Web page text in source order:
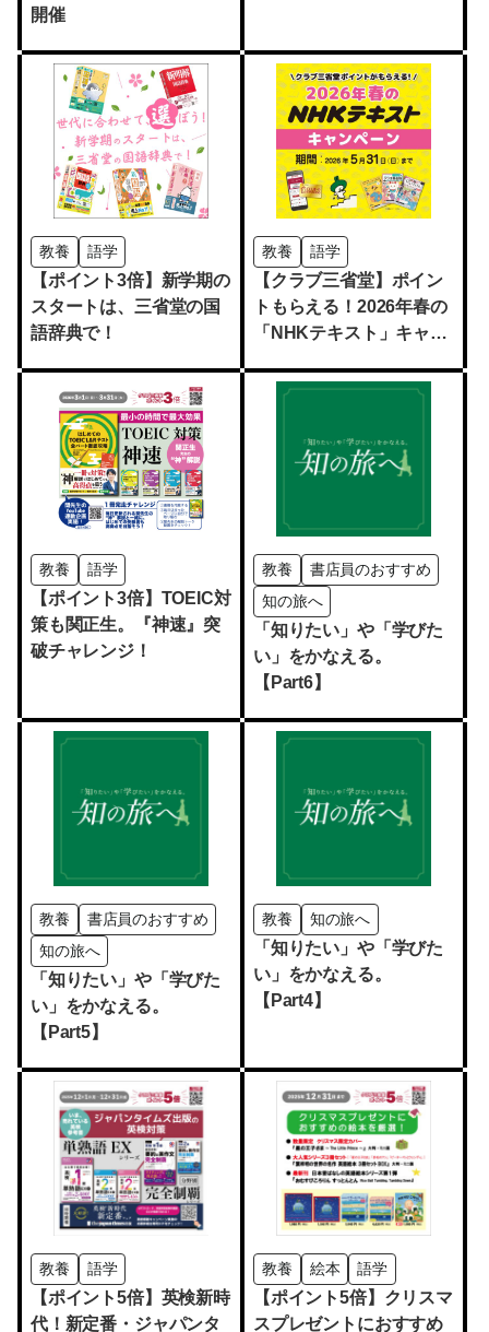
開催
教養 語学
【ポイント3倍】新学期の
スタートは、三省堂の国
語辞典で！
教養 語学
【クラブ三省堂】ポイン
トもらえる！2026年春の
「NHKテキスト」キャン
教養 語学
【ポイント3倍】TOEIC対
策も関正生。『神速』突
破チャレンジ！
教養
書店員のおすすめ
知の旅へ
「知りたい」や「学びた
い」をかなえる。
【Part6】
教養
書店員のおすすめ
知の旅へ
「知りたい」や「学びた
い」をかなえる。
【Part5】
教養 知の旅へ
「知りたい」や「学びた
い」をかなえる。
【Part4】
教養 語学
【ポイント5倍】英検新時
代！新定番・ジャパンタ
教養 絵本 語学
【ポイント5倍】クリスマ
スプレゼントにおすすめ